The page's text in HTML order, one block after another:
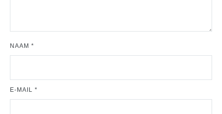
NAAM *
E-MAIL *